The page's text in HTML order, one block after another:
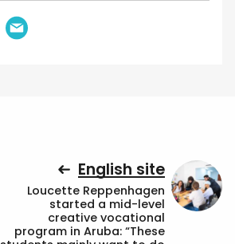
English site
Loucette Reppenhagen
started a mid-level
creative vocational
program in Aruba: “These